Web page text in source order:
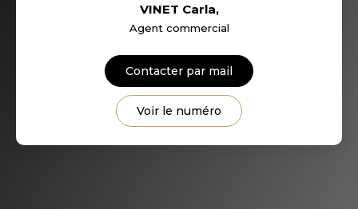
VINET Carla,
Agent commercial
Contacter par mail
Voir le numéro